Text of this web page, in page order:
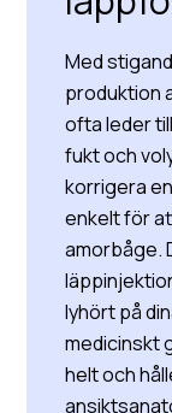
Med
produktion
ofta leder
fukt och
korrigera
enkelt för
amorbåge.
lyhört på
medicinskt
helt och